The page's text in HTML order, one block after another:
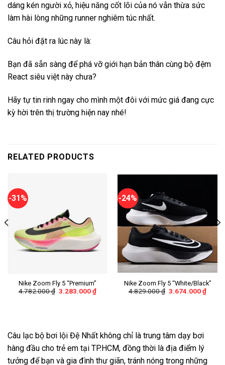
dáng kén người xỏ, hiệu năng cốt lõi của nó vẫn thừa sức
làm hài lòng những runner nghiêm túc nhất.
Câu hỏi đặt ra lúc này là:
Bạn đã sẵn sàng để phá vỡ giới hạn bản thân cùng bộ đệm
React siêu việt này chưa?
Hãy tự tin rinh ngay cho mình một đôi với mức giá đang cực
kỳ hời trên thị trường hiện nay nhé!
RELATED PRODUCTS
-31%
Nike Zoom Fly 5 “Premium”
4.782.000₫ 3.283.000₫
-24%
Nike Zoom Fly 5 “White/Black”
4.829.000₫ 3.674.000₫
Câu lạc bộ bơi lội Đệ Nhất không chỉ là trung tâm dạy bơi
hàng đầu cho trẻ em tại TP.HCM, đồng thời là địa điểm lý
tưởng để bạn và gia đình thư giãn, tránh nóng trong những